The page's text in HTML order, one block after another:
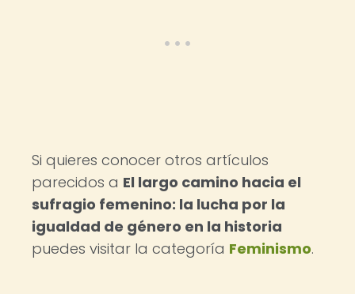
Si quieres conocer otros artículos
parecidos a El largo camino hacia el
sufragio femenino: la lucha por la
igualdad de género en la historia
puedes visitar la categoría Feminismo.